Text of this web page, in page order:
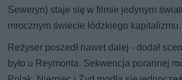
Seweryn) staje się w filmie jedynym
mrocznym świecie łódzkiego kapitalizmu.
Reżyser poszedł nawet dalej - dodał
było u Reymonta. Sekwencja porannej